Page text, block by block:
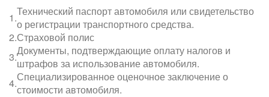
1.Технический паспорт автомобиля или свидетельство
о регистрации транспортного средства.
2.Страховой полис
3.Документы, подтверждающие оплату налогов и
штрафов за использование автомобиля.
4.Специализированное оценочное заключение о
стоимости автомобиля.